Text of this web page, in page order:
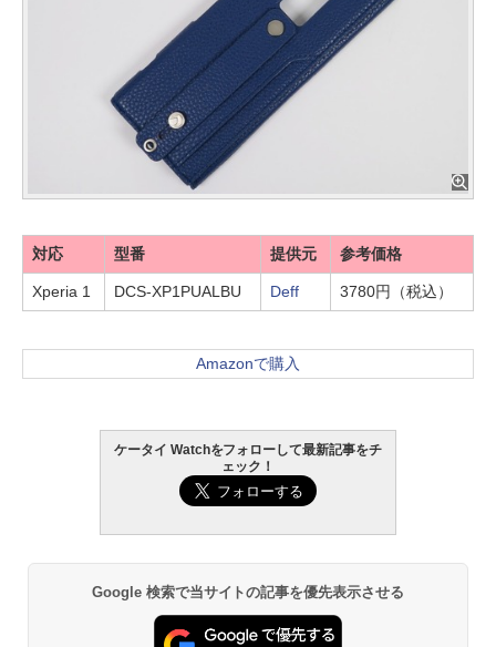
対応 型番 提供元 参考価格
Xperia 1 DCS-XP1PUALBU Deff 3780円（税込）
Amazonで購入
ケータイ Watchをフォローして最新記事をチ
ェック！
Google 検索で当サイトの記事を優先表示させる